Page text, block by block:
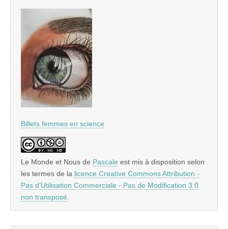
Billets femmes en science
Le Monde et Nous de Pascale est mis à disposition selon
les termes de la licence Creative Commons Attribution -
Pas d’Utilisation Commerciale - Pas de Modification 3.0
non transposé